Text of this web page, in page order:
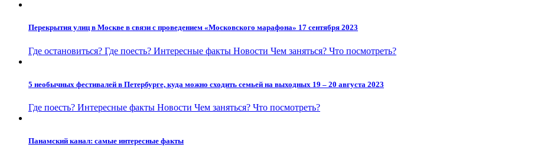
Перекрытия улиц в Москве в связи с проведением «Московского марафона» 17 сентября 2023
Где остановиться? Где поесть? Интересные факты Новости Чем заняться? Что посмотреть?
5 необычных фестивалей в Петербурге, куда можно сходить семьей на выходных 19 – 20 августа 2023
Где поесть? Интересные факты Новости Чем заняться? Что посмотреть?
Панамский канал: самые интересные факты